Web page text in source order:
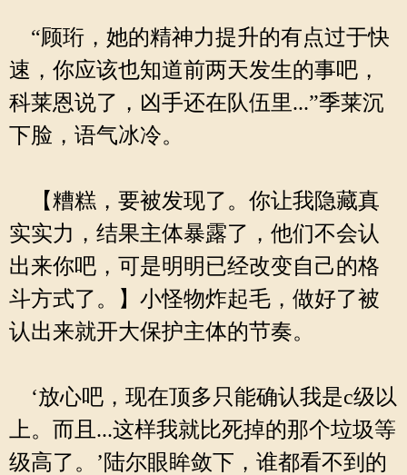
“顾珩，她的精神力提升的有点过于快
速，你应该也知道前两天发生的事吧，
科莱恩说了，凶手还在队伍里...”季莱沉
下脸，语气冰冷。
【糟糕，要被发现了。你让我隐藏真
实实力，结果主体暴露了，他们不会认
出来你吧，可是明明已经改变自己的格
斗方式了。】小怪物炸起毛，做好了被
认出来就开大保护主体的节奏。
‘放心吧，现在顶多只能确认我是c级以
上。而且...这样我就比死掉的那个垃圾等
级高了。’陆尔眼眸敛下，谁都看不到的